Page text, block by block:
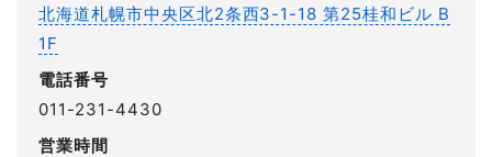
北海道札幌市中央区北2条西3-1-18 第25桂和ビル B
1F
電話番号
011-231-4430
営業時間